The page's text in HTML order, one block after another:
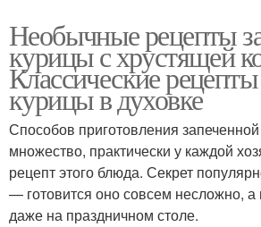
Необычные рецепты
курицы с хрустящей
Классические
курицы в духовке
Способов приготовления
множество, практически у каждой
рецепт этого блюда. Секрет
— готовится оно совсем несложно, а
даже на праздничном столе.